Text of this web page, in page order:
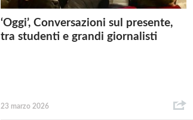
‘Oggi’, Conversazioni sul presente,
tra studenti e grandi giornalisti
23 marzo 2026